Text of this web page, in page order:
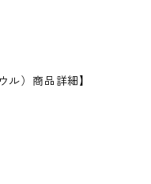
ル）商品詳細】